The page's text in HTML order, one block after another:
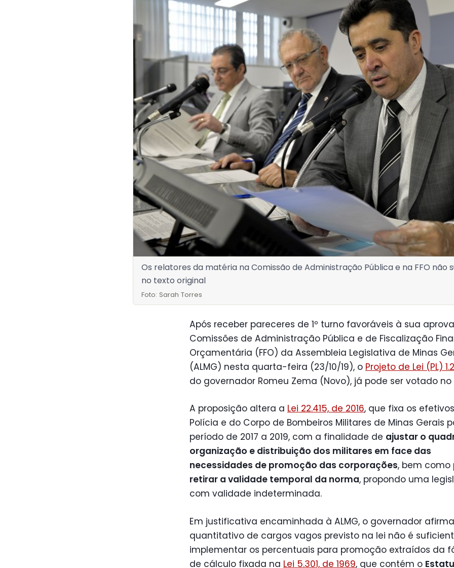
Os relatores da matéria na Comissão de Administração Pública e na FFO não
no texto original
Foto: Sarah Torres
Após receber pareceres de 1º turno favoráveis à sua
Comissões de Administração Pública e de Fiscalização
Orçamentária (FFO) da Assembleia Legislativa de Minas
(ALMG) nesta quarta-feira (23/10/19), o Projeto de Lei (PL)
do governador Romeu Zema (Novo), já pode ser votado no
A proposição altera a Lei 22.415, de 2016, que fixa os
Polícia e do Corpo de Bombeiros Militares de Minas Gerais
período de 2017 a 2019, com a finalidade de ajustar o
organização e distribuição dos militares em face das
necessidades de promoção das corporações, bem como
retirar a validade temporal da norma, propondo uma
com validade indeterminada.
Em justificativa encaminhada à ALMG, o governador
quantitativo de cargos vagos previsto na lei não é
implementar os percentuais para promoção extraídos da
de cálculo fixada na Lei 5.301, de 1969, que contém o